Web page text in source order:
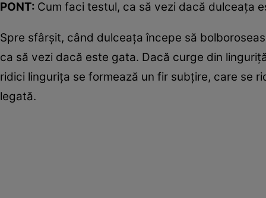
PONT: Cum faci testul, ca să vezi dacă dulceaţa
Spre sfârşit, când dulceaţa începe să
ca să vezi dacă este gata. Dacă curge din
ridici linguriţa se formează un fir subţire, care se
legată.